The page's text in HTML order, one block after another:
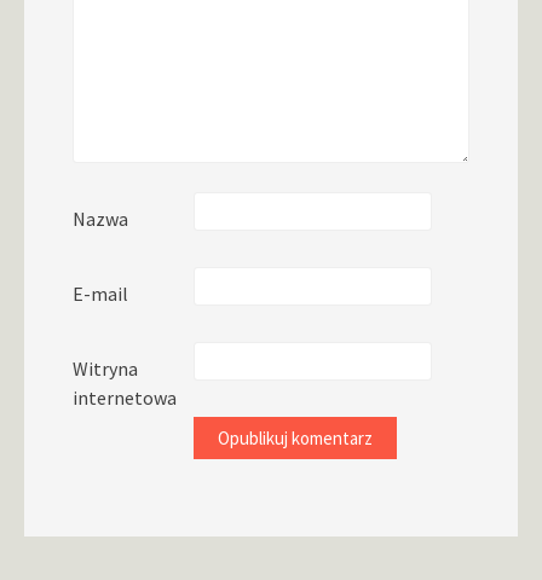
Nazwa
E-mail
Witryna
internetowa